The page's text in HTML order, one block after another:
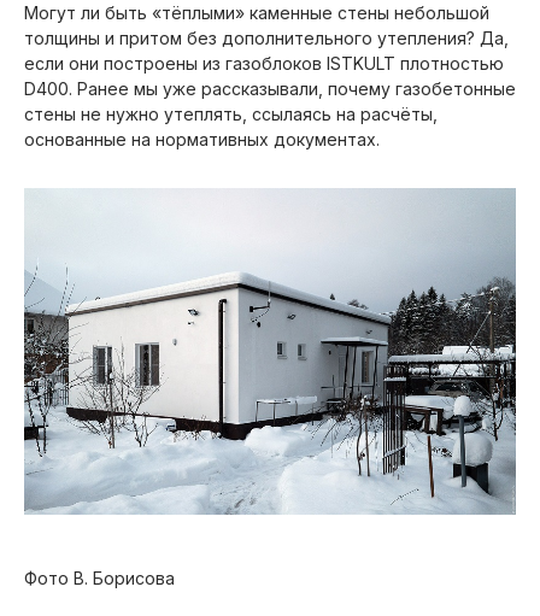
Могут ли быть «тёплыми» каменные стены небольшой
толщины и притом без дополнительного утепления? Да,
если они построены из газоблоков ISTKULT плотностью
D400. Ранее мы уже рассказывали, почему газобетонные
стены не нужно утеплять, ссылаясь на расчёты,
основанные на нормативных документах.
Фото В. Борисова